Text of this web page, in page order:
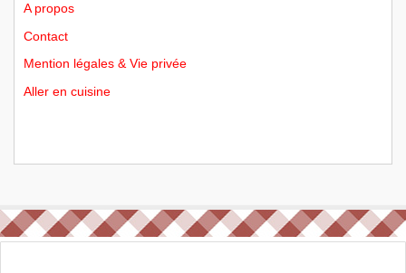
A propos
Contact
Mention légales & Vie privée
Aller en cuisine